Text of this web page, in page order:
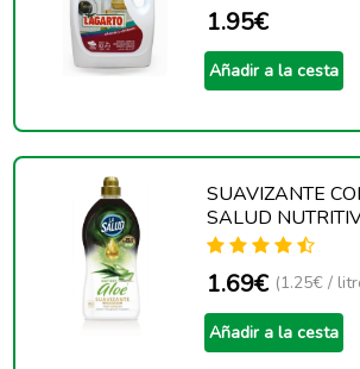
1.95€
Añadir a la cesta
SUAVIZANTE
SALUD
1.69€ (1.25€ /
Añadir a la cesta